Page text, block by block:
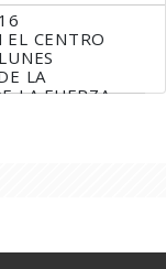
EL CENTRO
LA
LA FUERZA